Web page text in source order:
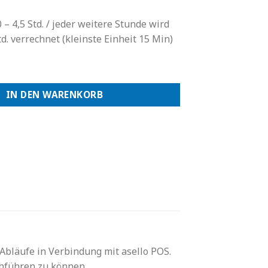
4,5 Std. / jeder weitere Stunde wird
verrechnet (kleinste Einheit 15 Min)
IN DEN WARENKORB
in Verbindung mit asello POS.